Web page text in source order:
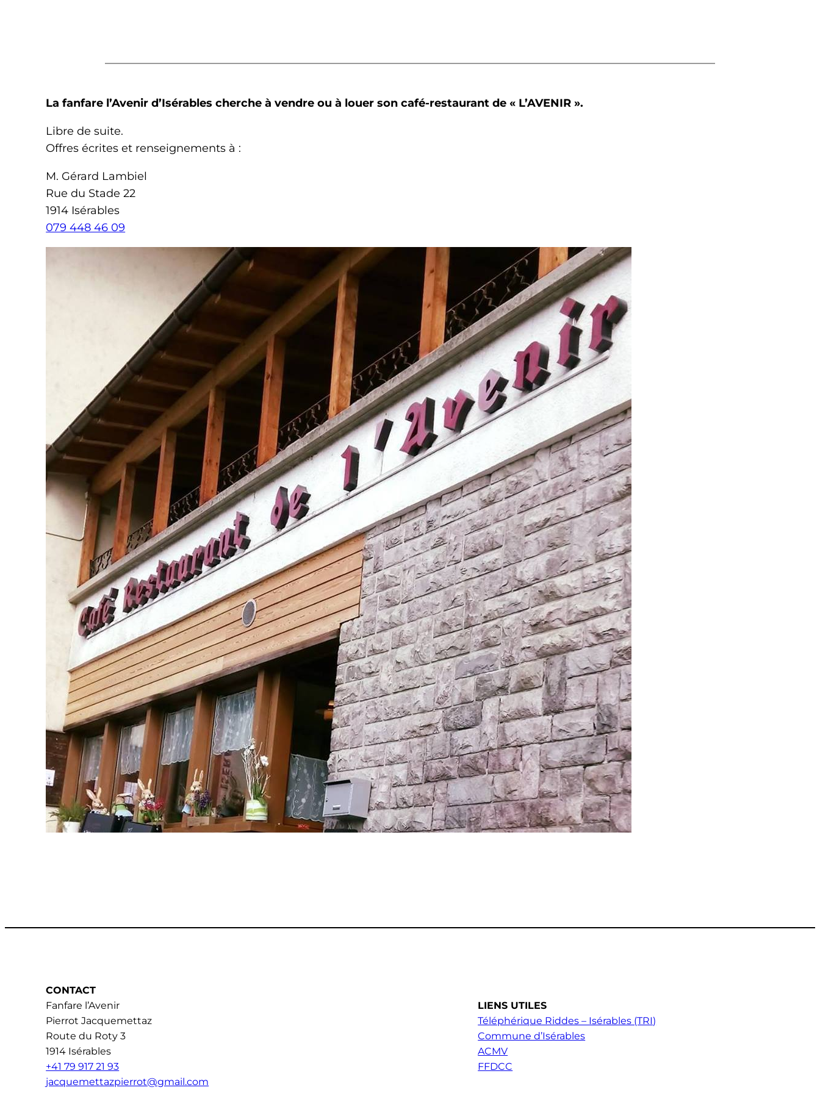
La fanfare l’Avenir d’Isérables cherche à vendre ou à louer son café-restaurant de « L’AVENIR ».
Libre de suite.
Offres écrites et renseignements à :
M. Gérard Lambiel
Rue du Stade 22
1914 Isérables
079 448 46 09
CONTACT
Fanfare l’Avenir
Pierrot Jacquemettaz
Route du Roty 3
1914 Isérables
+41 79 917 21 93
jacquemettazpierrot@gmail.com
LIENS UTILES
Téléphérique Riddes – Isérables (TRI)
Commune d’Isérables
ACMV
FFDCC